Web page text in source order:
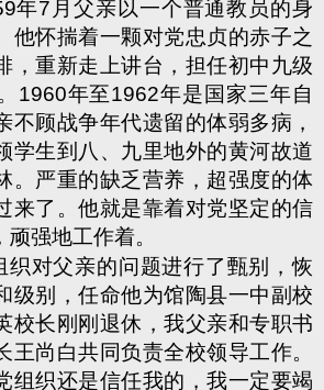
年7 月父亲以一个普通教员的身
他怀揣着一颗对党忠贞的赤子之
，重新走上讲台，担任初中九级
1960年至1962年是国家三年自
不顾战争年代遗留的体弱多病，
学生到八、九里地外的黄河故道
。严重的缺乏营养，超强度的体
来了。他就是靠着对党坚定的信
强地工作着。
织对父亲的问题进行了甄别，恢
级别，任命他为馆陶县一中副校
校长刚刚退休，我父亲和专职书
王尚白共同负责全校领导工作。
组织还是信任我的，我一定要竭